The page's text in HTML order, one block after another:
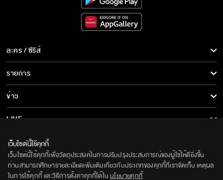
ละคร / ซีรีส์
ละคร/ซีรีส์
ซีรีส์นานาชาติ
การ์ตูน & เกม
รายการ
รายการทั้งหมด
ข่าว
ข่าวทั้งหมด
ข่าวประชาสัมพันธ์
LIVE
เกี่ยวกับเรา
BEC World
รู้จักเรา
ติดตามเราได้ที่
เว็บไซต์นี้ใช้คุกกี้
เว็บไซต์นี้ใช้คุกกี้เพื่อวัตถุประสงค์ในการปรับปรุงประสบการณ์ของผู้ใช้ให้ดียิ่งขึ้น
ท่านสามารถศึกษารายละเอียดเพิ่มเติมเกี่ยวกับประเภทของคุกกี้ที่เราจัดเก็บ เหตุผล
ในการใช้คุกกี้ และวิธีการตั้งค่าคุกกี้ได้ใน นโยบายคุกกี้